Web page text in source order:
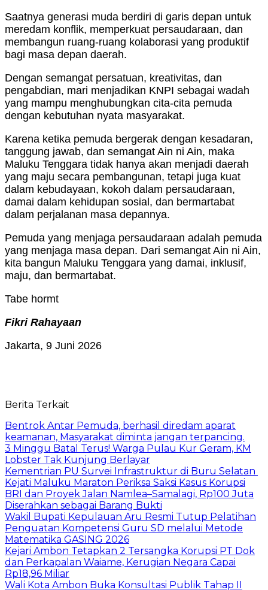
Saatnya generasi muda berdiri di garis depan untuk
meredam konflik, memperkuat persaudaraan, dan
membangun ruang-ruang kolaborasi yang produktif
bagi masa depan daerah.
Dengan semangat persatuan, kreativitas, dan
pengabdian, mari menjadikan KNPI sebagai wadah
yang mampu menghubungkan cita-cita pemuda
dengan kebutuhan nyata masyarakat.
Karena ketika pemuda bergerak dengan kesadaran,
tanggung jawab, dan semangat Ain ni Ain, maka
Maluku Tenggara tidak hanya akan menjadi daerah
yang maju secara pembangunan, tetapi juga kuat
dalam kebudayaan, kokoh dalam persaudaraan,
damai dalam kehidupan sosial, dan bermartabat
dalam perjalanan masa depannya.
Pemuda yang menjaga persaudaraan adalah pemuda
yang menjaga masa depan. Dari semangat Ain ni Ain,
kita bangun Maluku Tenggara yang damai, inklusif,
maju, dan bermartabat.
Tabe hormt
Fikri Rahayaan
Jakarta, 9 Juni 2026
Berita Terkait
Bentrok Antar Pemuda, berhasil diredam aparat
keamanan, Masyarakat diminta jangan terpancing.
3 Minggu Batal Terus! Warga Pulau Kur Geram, KM
Lobster Tak Kunjung Berlayar
Kementrian PU Survei Infrastruktur di Buru Selatan
Kejati Maluku Maraton Periksa Saksi Kasus Korupsi
BRI dan Proyek Jalan Namlea–Samalagi, Rp100 Juta
Diserahkan sebagai Barang Bukti
Wakil Bupati Kepulauan Aru Resmi Tutup Pelatihan
Penguatan Kompetensi Guru SD melalui Metode
Matematika GASING 2026
Kejari Ambon Tetapkan 2 Tersangka Korupsi PT Dok
dan Perkapalan Waiame, Kerugian Negara Capai
Rp18,96 Miliar
Wali Kota Ambon Buka Konsultasi Publik Tahap II